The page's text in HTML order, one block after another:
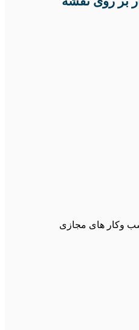
وکار های مجازی